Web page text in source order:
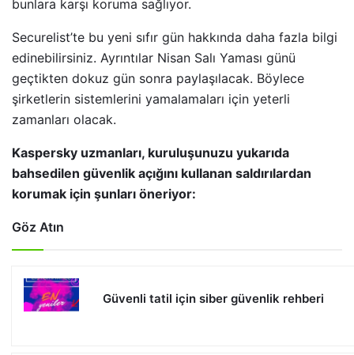
bunlara karşı koruma sağlıyor.
Securelist’te bu yeni sıfır gün hakkında daha fazla bilgi
edinebilirsiniz. Ayrıntılar Nisan Salı Yaması günü
geçtikten dokuz gün sonra paylaşılacak. Böylece
şirketlerin sistemlerini yamalamaları için yeterli
zamanları olacak.
Kaspersky uzmanları, kuruluşunuzu yukarıda
bahsedilen güvenlik açığını kullanan saldırılardan
korumak için şunları öneriyor:
Göz Atın
Güvenli tatil için siber güvenlik rehberi